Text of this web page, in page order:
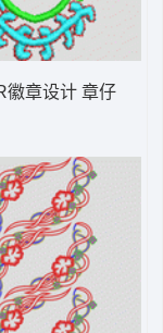
徽章设计 章仔